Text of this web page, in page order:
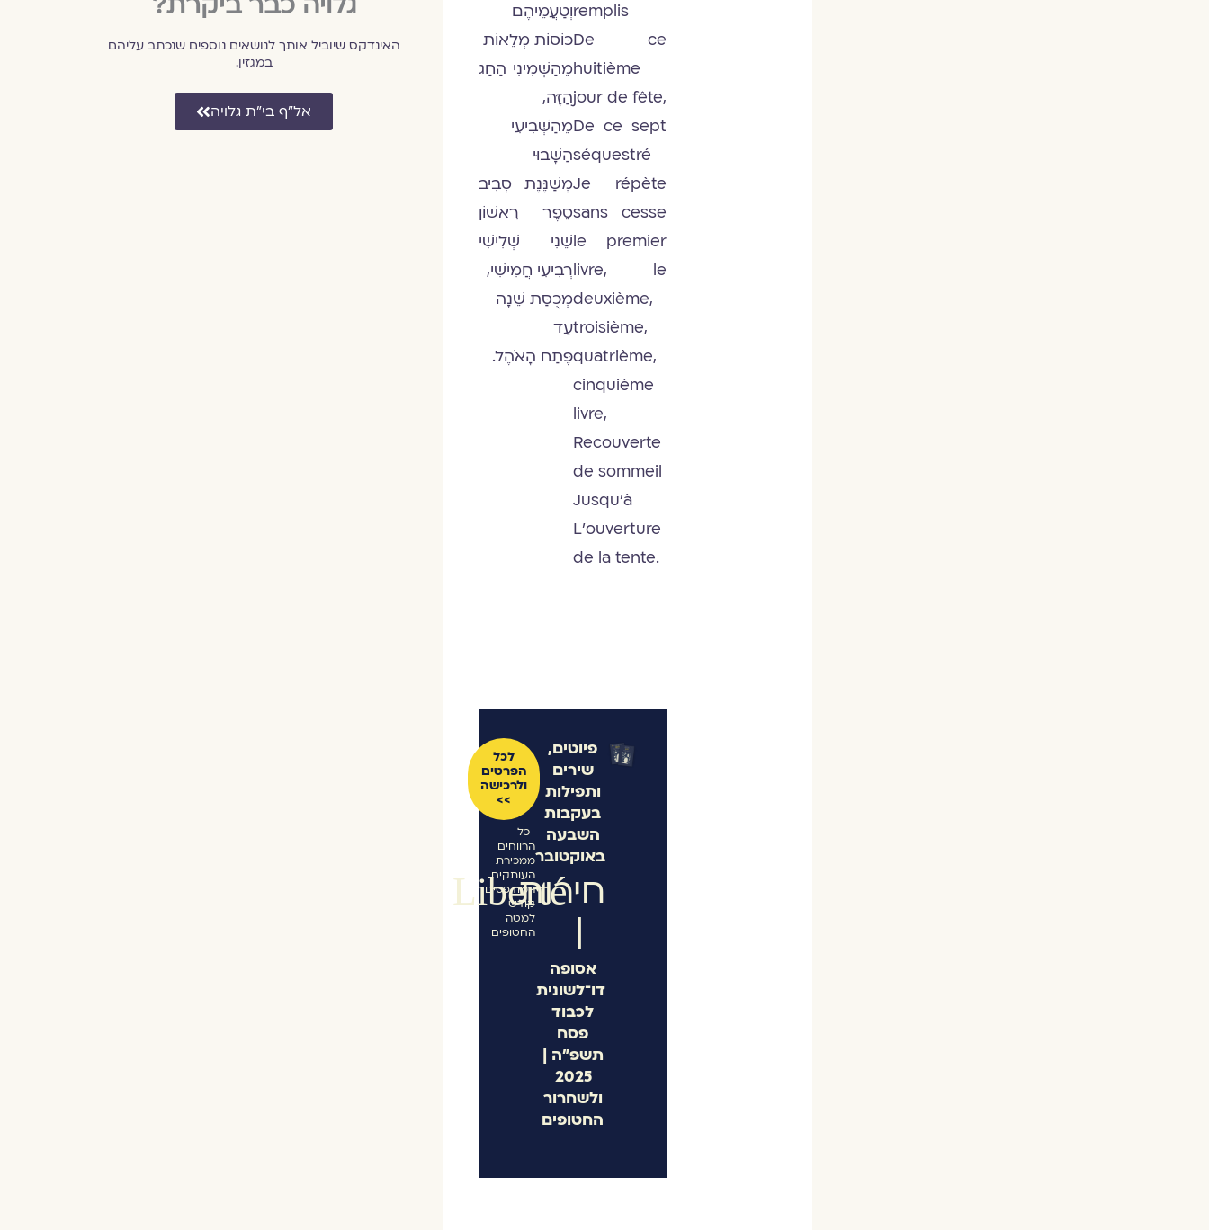
remplis
De ce
huitième
jour de fête,
De ce sept
séquestré
Je répète
sans cesse
le premier
livre, le
deuxième,
troisième,
quatrième,
cinquième
livre,
Recouverte
de sommeil
Jusqu’à
L’ouverture
de la tente.
וְטַעֲמֵיהֶם
כּוֹסוֹת מְלֵאוֹת
מֵהַשְּׁמִינִי הַחַג
הַזֶּה,
מֵהַשְּׁבִיעִי
הַשָּׁבוּי
מְשַׁנֶּנֶת סְבִיב
סֵפֶר רִאשׁוֹן
שֵׁנִי שְׁלִישִׁי
רְבִיעִי חֲמִישִׁי,
מְכֻסַּת שֵׁנָה
עַד
פֶּתַח הָאֹהֶל.
פיוטים,
שירים
ותפילות
בעקבות
השבעה
באוקטובר
חירות
|
Liberté
אסופה
דו־לשונית
לכבוד
פסח
תשפ"ה |
2025
ולשחרור
החטופים
לכל
הפרטים
ולרכישה
>>
כל
הרווחים
ממכירת
העותקים
המודפסים
קודש
למטה
החטופים
האינדקס שיוביל אותך לנושאים נוספים שנכתב עליהם
במגזין.
אל״ף בי״ת גלויה